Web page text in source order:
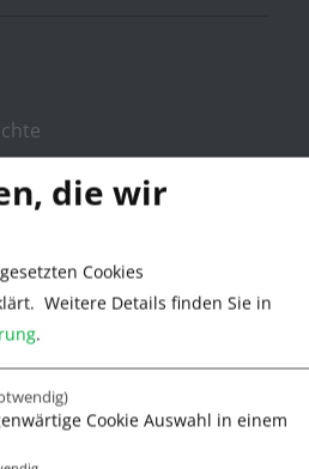
die wir
Cookies
Weitere Details finden Sie in
.
Cookie Auswahl in einem